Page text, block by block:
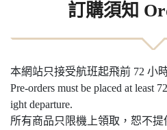
訂購須知
本網站只接受航班起飛前 72 小
Pre-orders must be placed at least
ight departure.
所有商品只限機上領取，恕不提